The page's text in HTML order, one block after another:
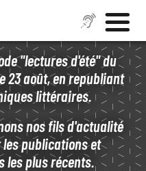
"lectures d'été" du
23 août, en republiant
littéraires.
nos fils d'actualité
publications et
les plus récents.